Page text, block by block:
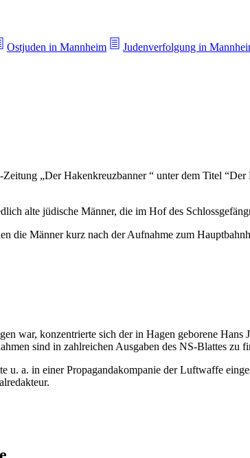
Ostjuden in Mannheim Judenverfolgung in
„Der Hakenkreuzbanner “ unter dem Titel
alte jüdische Männer, die im Hof des
die Männer kurz nach der Aufnahme zum
war, konzentrierte sich der in Hagen geborene
sind in zahlreichen Ausgaben des NS-Blattes zu
u. a. in einer Propagandakompanie der Luftwaffe